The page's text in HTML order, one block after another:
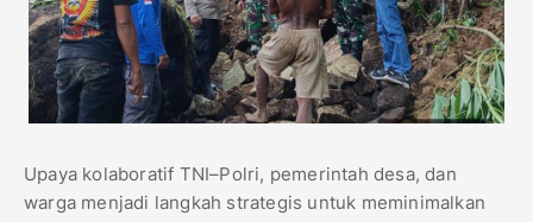
Upaya kolaboratif TNI–Polri, pemerintah desa, dan
warga menjadi langkah strategis untuk meminimalkan